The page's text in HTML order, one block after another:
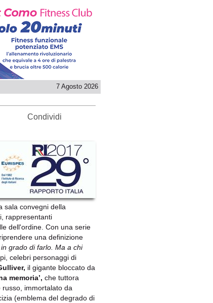
7 Agosto 2026
Condividi
sala convegni della
rappresentanti
dell'ordine. Con una serie
una definizione
grado di farlo. Ma a chi
celebri personaggi di
il gigante bloccato da
memoria’, che tuttora
russo, immortalato da
(emblema del degrado di